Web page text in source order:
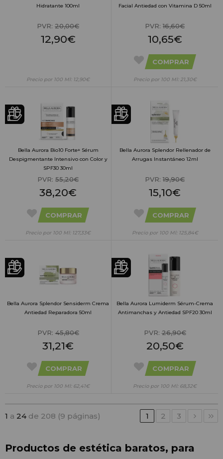
Hidratante 100ml
PVR: 20,00€
12,90€
Precio por 100 Ml: 12,90€
Facial Antiedad con Vitamina D 50ml
PVR: 16,60€
10,65€
COMPRAR
Precio por 100 Ml: 21,30€
Bella Aurora Bio10 Forte+ Sérum
Despigmentante Intensivo con Color y
SPF30 30ml
PVR: 55,20€
38,20€
COMPRAR
Precio por 100 Ml: 127,33€
Bella Aurora Splendor Rellenador de
Arrugas Instantáneo 12ml
PVR: 19,90€
15,10€
COMPRAR
Precio por 100 Ml: 125,84€
Bella Aurora Splendor Sensiderm Crema
Antiedad Reparadora 50ml
PVR:45,80€
31,21€
COMPRAR
Precio por 100 Ml: 62,41€
Bella Aurora Lumiderm Sérum-Crema
Antimanchas y Antiedad SPF20 30ml
PVR:26,90€
20,50€
COMPRAR
Precio por 100 Ml: 68,32€
1 a 24 de 208 (9 páginas) 1 2 3
Productos de estética baratos, para